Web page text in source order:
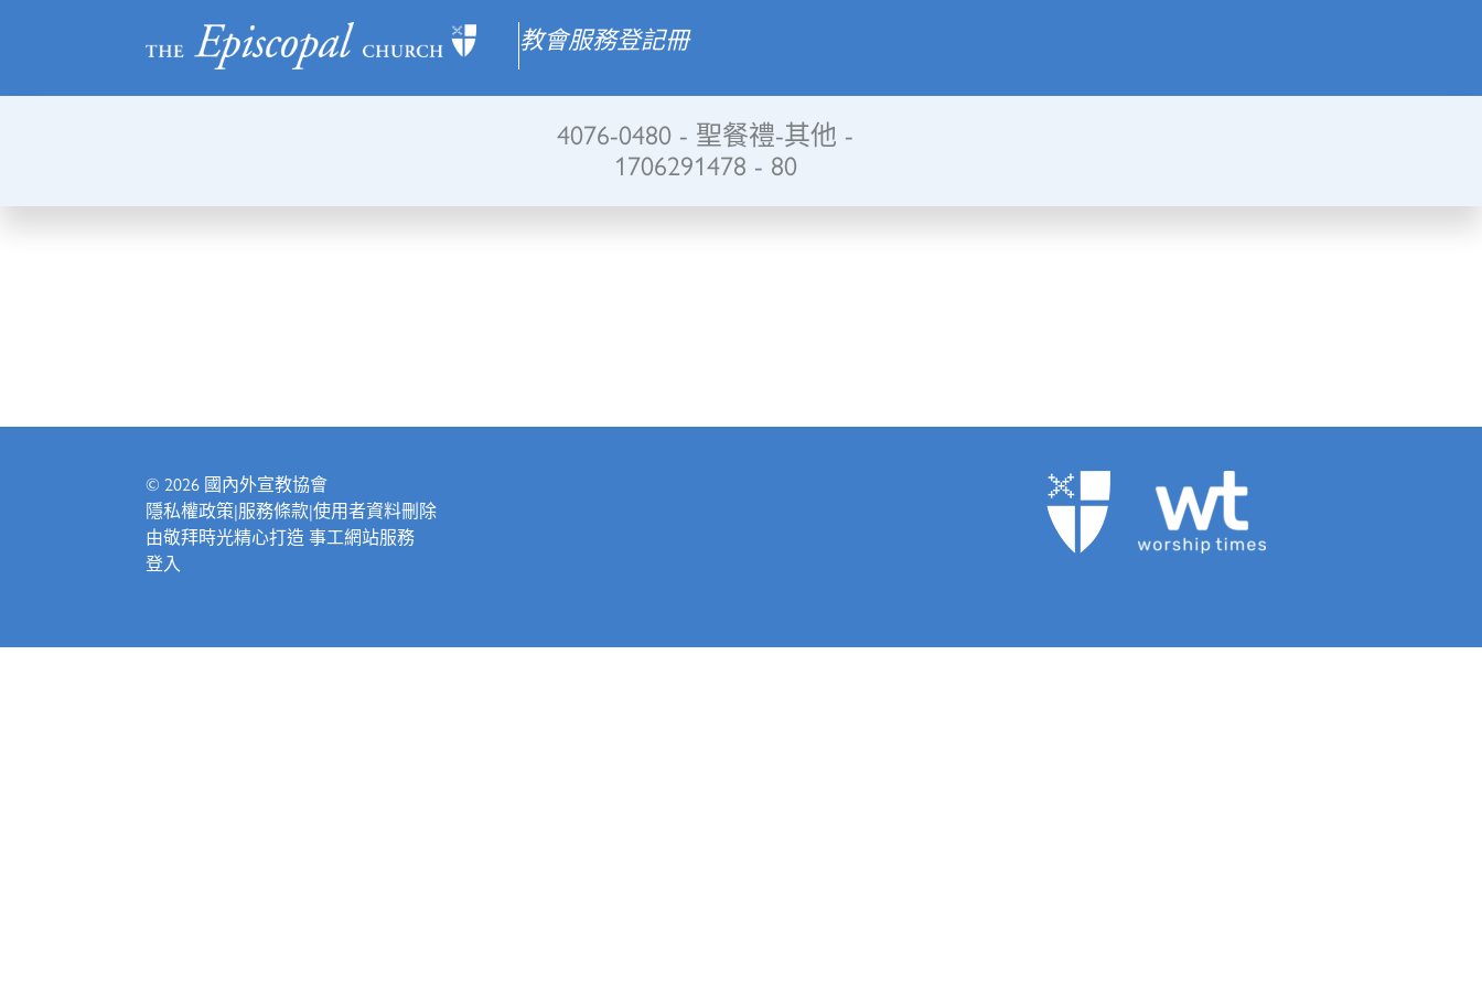
教會服務登記冊
4076-0480 - 聖餐禮-其他 -
1706291478 - 80
© 2026 國內外宣教協會
隱私權政策|服務條款|使用者資料刪除
由敬拜時光精心打造 事工網站服務
登入